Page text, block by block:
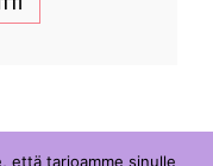
että tarjoamme sinulle